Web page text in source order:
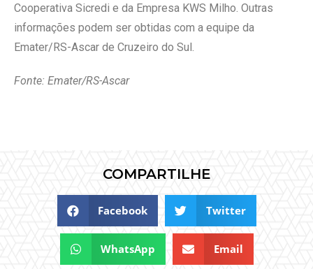
Cooperativa Sicredi e da Empresa KWS Milho. Outras
informações podem ser obtidas com a equipe da
Emater/RS-Ascar de Cruzeiro do Sul.
Fonte: Emater/RS-Ascar
COMPARTILHE
Facebook Twitter
WhatsApp Email